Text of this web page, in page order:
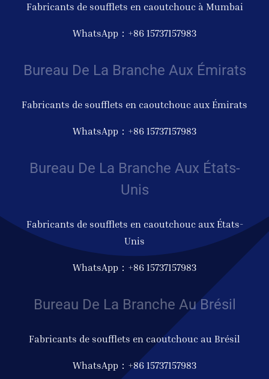
Fabricants de soufflets en caoutchouc à Mumbai
WhatsApp：+86 15737157983
Bureau De La Branche Aux Émirats
Fabricants de soufflets en caoutchouc aux Émirats
WhatsApp：+86 15737157983
Bureau De La Branche Aux États-
Unis
Fabricants de soufflets en caoutchouc aux États-
Unis
WhatsApp：+86 15737157983
Bureau De La Branche Au Brésil
Fabricants de soufflets en caoutchouc au Brésil
WhatsApp：+86 15737157983